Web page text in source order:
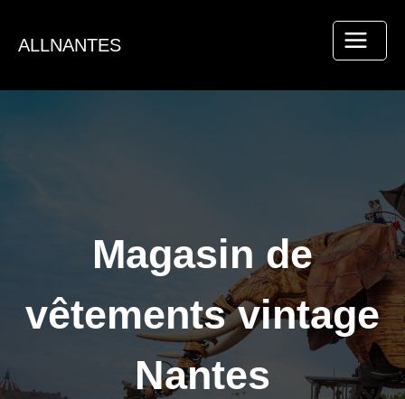
contenu
ALLNANTES
Magasin de
vêtements vintage
Nantes